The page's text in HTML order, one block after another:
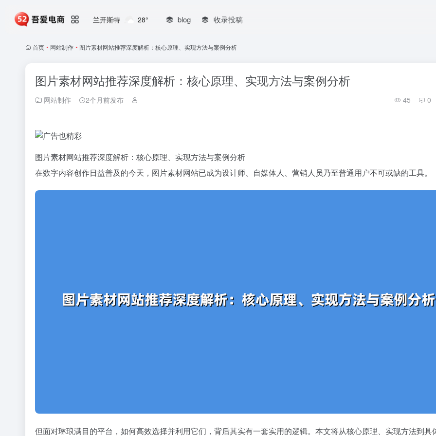
兰开斯特 28° blog 收录投稿
首页 • 网站制作 • 图片素材网站推荐深度解析：核心原理、实现方法与案例分析
图片素材网站推荐深度解析：核心原理、实现方法与案例分析
网站制作 2个月前发布 45 0
图片素材网站推荐深度解析：核心原理、实现方法与案例分析
在数字内容创作日益普及的今天，图片素材网站已成为设计师、自媒体人、营销人员乃至普通用户不可或缺的工具。
但面对琳琅满目的平台，如何高效选择并利用它们，背后其实有一套实用的逻辑。本文将从核心原理、实现方法到具